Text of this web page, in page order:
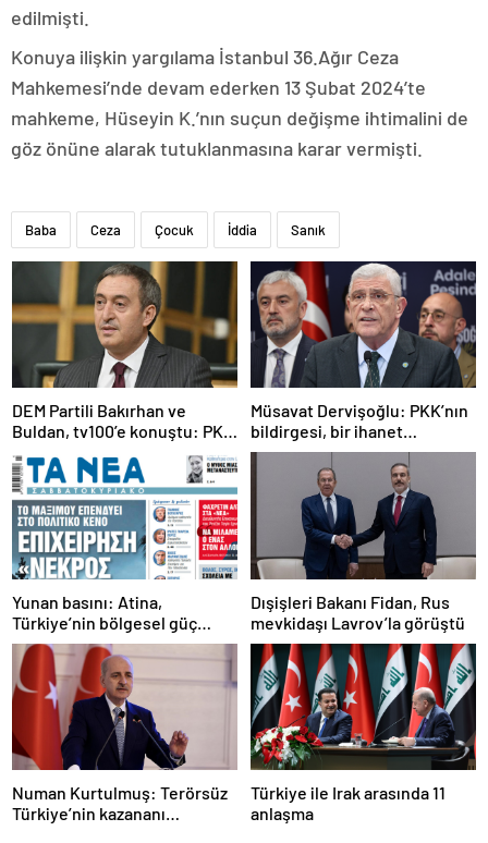
edilmişti.
Konuya ilişkin yargılama İstanbul 36.Ağır Ceza
Mahkemesi’nde devam ederken 13 Şubat 2024’te
mahkeme, Hüseyin K.’nın suçun değişme ihtimalini de
göz önüne alarak tutuklanmasına karar vermişti.
Baba Ceza Çocuk İddia Sanık
DEM Partili Bakırhan ve
Buldan, tv100’e konuştu: PKK
ne zaman kendini feshedecek
Müsavat Dervişoğlu: PKK’nın
bildirgesi, bir ihanet
açıklamasıdır
Yunan basını: Atina,
Türkiye’nin bölgesel güç
olmasını durduramadı
Dışişleri Bakanı Fidan, Rus
mevkidaşı Lavrov’la görüştü
Numan Kurtulmuş: Terörsüz
Türkiye’nin kazananı
Türkiye ile Irak arasında 11
anlaşma